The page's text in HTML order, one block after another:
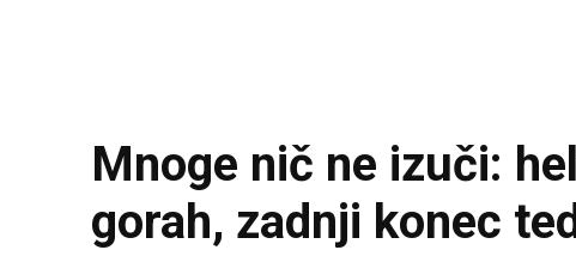
Mnoge nič ne izuči:
gorah, zadnji konec